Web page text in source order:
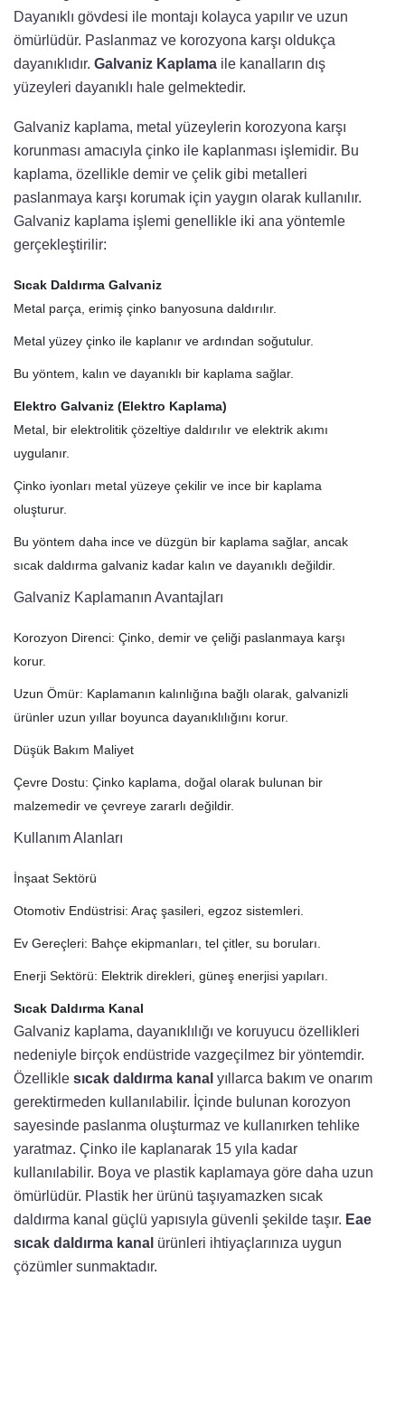
Dayanıklı gövdesi ile montajı kolayca yapılır ve uzun
ömürlüdür. Paslanmaz ve korozyona karşı oldukça
dayanıklıdır. Galvaniz Kaplama ile kanalların dış
yüzeyleri dayanıklı hale gelmektedir.
Galvaniz kaplama, metal yüzeylerin korozyona karşı
korunması amacıyla çinko ile kaplanması işlemidir. Bu
kaplama, özellikle demir ve çelik gibi metalleri
paslanmaya karşı korumak için yaygın olarak kullanılır.
Galvaniz kaplama işlemi genellikle iki ana yöntemle
gerçekleştirilir:
Sıcak Daldırma Galvaniz
Metal parça, erimiş çinko banyosuna daldırılır.
Metal yüzey çinko ile kaplanır ve ardından soğutulur.
Bu yöntem, kalın ve dayanıklı bir kaplama sağlar.
Elektro Galvaniz (Elektro Kaplama)
Metal, bir elektrolitik çözeltiye daldırılır ve elektrik akımı
uygulanır.
Çinko iyonları metal yüzeye çekilir ve ince bir kaplama
oluşturur.
Bu yöntem daha ince ve düzgün bir kaplama sağlar, ancak
sıcak daldırma galvaniz kadar kalın ve dayanıklı değildir.
Galvaniz Kaplamanın Avantajları
Korozyon Direnci: Çinko, demir ve çeliği paslanmaya karşı
korur.
Uzun Ömür: Kaplamanın kalınlığına bağlı olarak, galvanizli
ürünler uzun yıllar boyunca dayanıklılığını korur.
Düşük Bakım Maliyet
Çevre Dostu: Çinko kaplama, doğal olarak bulunan bir
malzemedir ve çevreye zararlı değildir.
Kullanım Alanları
İnşaat Sektörü
Otomotiv Endüstrisi: Araç şasileri, egzoz sistemleri.
Ev Gereçleri: Bahçe ekipmanları, tel çitler, su boruları.
Enerji Sektörü: Elektrik direkleri, güneş enerjisi yapıları.
Sıcak Daldırma Kanal
Galvaniz kaplama, dayanıklılığı ve koruyucu özellikleri
nedeniyle birçok endüstride vazgeçilmez bir yöntemdir.
Özellikle sıcak daldırma kanal yıllarca bakım ve onarım
gerektirmeden kullanılabilir. İçinde bulunan korozyon
sayesinde paslanma oluşturmaz ve kullanırken tehlike
yaratmaz. Çinko ile kaplanarak 15 yıla kadar
kullanılabilir. Boya ve plastik kaplamaya göre daha uzun
ömürlüdür. Plastik her ürünü taşıyamazken sıcak
daldırma kanal güçlü yapısıyla güvenli şekilde taşır. Eae
sıcak daldırma kanal ürünleri ihtiyaçlarınıza uygun
çözümler sunmaktadır.